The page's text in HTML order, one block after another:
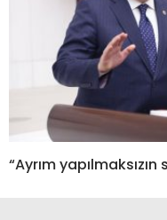
“Ayrım